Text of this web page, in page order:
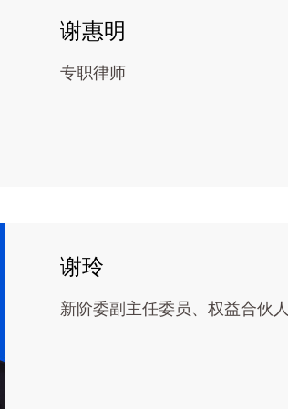
谢惠明
专职律师
谢玲
新阶委副主任委员、权益合伙人